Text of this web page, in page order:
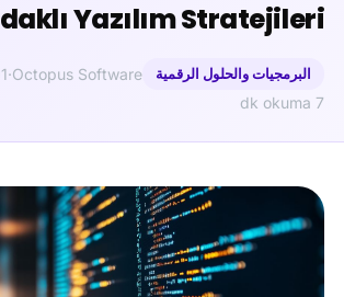
Yazılım Stratejileri
البرمجيات والحلول الرقمية Octopus Software
·
01
7 dk okuma